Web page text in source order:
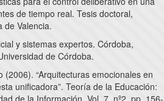
de tiempo real. Tesis doctoral,
de Valencia.
y sistemas expertos. Córdoba,
de Córdoba.
“Arquitecturas emocionales en
unificadora”. Teoría de la Educación: